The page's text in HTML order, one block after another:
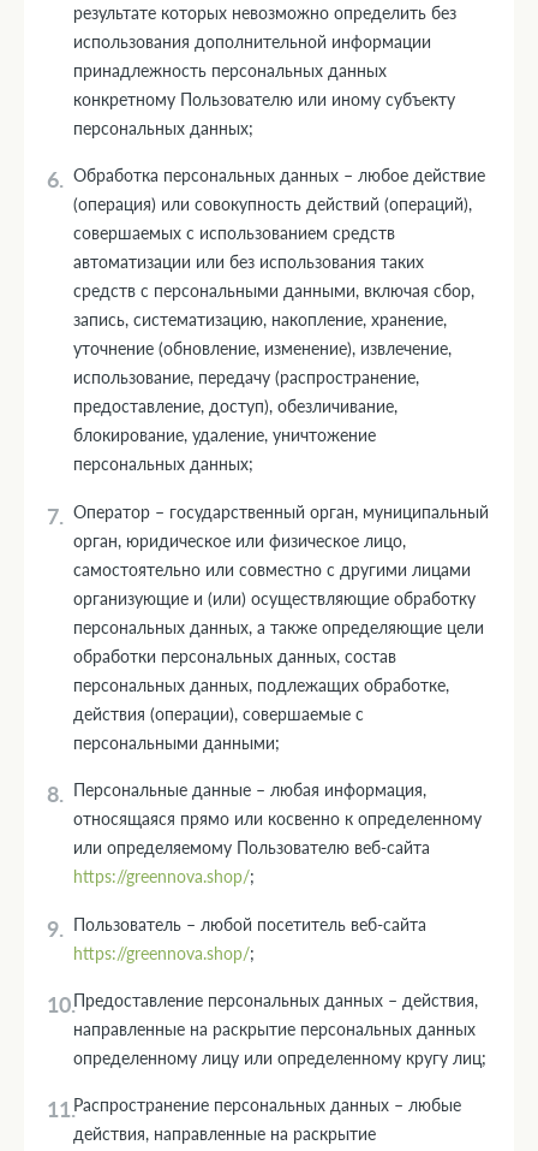
результате которых невозможно определить без
использования дополнительной информации
принадлежность персональных данных
конкретному Пользователю или иному субъекту
персональных данных;
Обработка персональных данных – любое действие
(операция) или совокупность действий (операций),
совершаемых с использованием средств
автоматизации или без использования таких
средств с персональными данными, включая сбор,
запись, систематизацию, накопление, хранение,
уточнение (обновление, изменение), извлечение,
использование, передачу (распространение,
предоставление, доступ), обезличивание,
блокирование, удаление, уничтожение
персональных данных;
Оператор – государственный орган, муниципальный
орган, юридическое или физическое лицо,
самостоятельно или совместно с другими лицами
организующие и (или) осуществляющие обработку
персональных данных, а также определяющие цели
обработки персональных данных, состав
персональных данных, подлежащих обработке,
действия (операции), совершаемые с
персональными данными;
Персональные данные – любая информация,
относящаяся прямо или косвенно к определенному
или определяемому Пользователю веб-сайта
https://greennova.shop/;
Пользователь – любой посетитель веб-сайта
https://greennova.shop/;
Предоставление персональных данных – действия,
направленные на раскрытие персональных данных
определенному лицу или определенному кругу лиц;
Распространение персональных данных – любые
действия, направленные на раскрытие